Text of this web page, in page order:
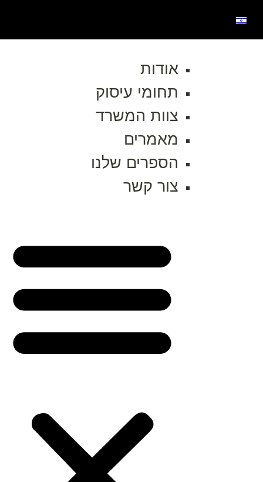
אודות
תחומי עיסוק
צוות המשרד
מאמרים
הספרים שלנו
צור קשר